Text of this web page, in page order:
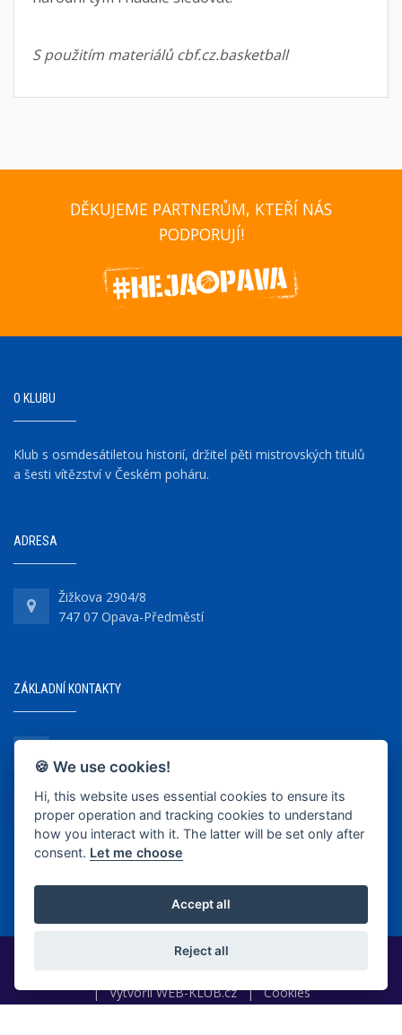
S použitím materiálů cbf.cz.basketball
DĚKUJEME PARTNERŮM, KTEŘÍ NÁS
PODPORUJÍ!
O KLUBU
Klub s osmdesátiletou historií, držitel pěti mistrovských titulů
a šesti vítězství v Českém poháru.
ADRESA
Žižkova 2904/8
747 07 Opava-Předměstí
ZÁKLADNÍ KONTAKTY
+420 737 218 679
info@bkopava.cz
www.bkopava.cz
| VytvořilWEB-KLUB.cz | Cookies
🍪 We use cookies!
Hi, this website uses essential cookies to ensure its
proper operation and tracking cookies to understand
how you interact with it. The latter will be set only after
consent. Let me choose
Accept all
Reject all